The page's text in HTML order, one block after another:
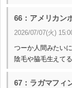
66：アメリカン
2026/07/07(火)
つーか人間みたい
陰毛や脇毛生えて
67：ラガマフィ